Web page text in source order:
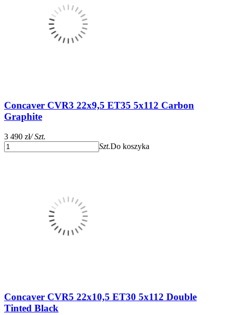
Concaver CVR3 22x9,5 ET35 5x112 Carbon
Graphite
3 490 zł/ Szt.
Szt.Do koszyka
Concaver CVR5 22x10,5 ET30 5x112 Double
Tinted Black